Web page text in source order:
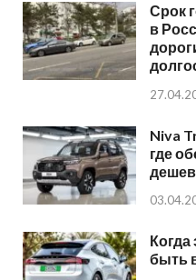
Срок
в
Niva
где
быть